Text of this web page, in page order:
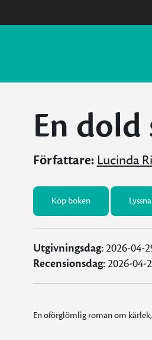
En
Författare: Lucinda
Köp boken
Utgivningsdag:2026-04-
Recensionsdag:2026-04-
En oförglömlig roman om